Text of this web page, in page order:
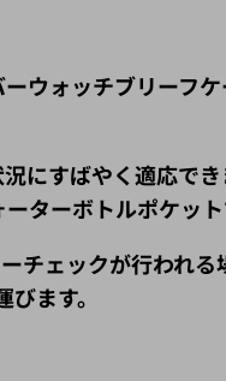
ウォッチブリーフ
にすばやく適応で
ターボトルポケット
チェックが行われ
ます。